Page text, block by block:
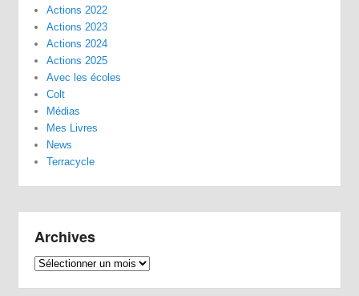
Actions 2022
Actions 2023
Actions 2024
Actions 2025
Avec les écoles
Colt
Médias
Mes Livres
News
Terracycle
Archives
Archives